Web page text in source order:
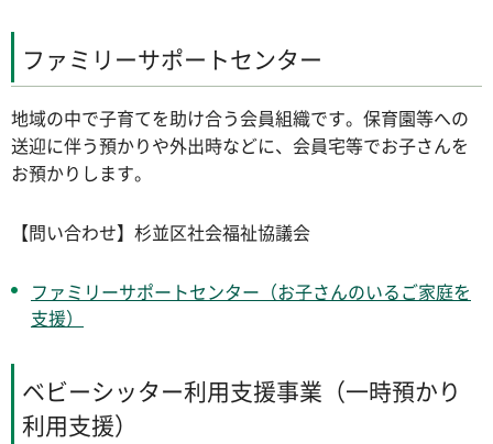
ファミリーサポートセンター
地域の中で子育てを助け合う会員組織です。保育園等への
送迎に伴う預かりや外出時などに、会員宅等でお子さんを
お預かりします。
【問い合わせ】杉並区社会福祉協議会
ファミリーサポートセンター（お子さんのいるご家庭を
支援）
ベビーシッター利用支援事業（一時預かり
利用支援）